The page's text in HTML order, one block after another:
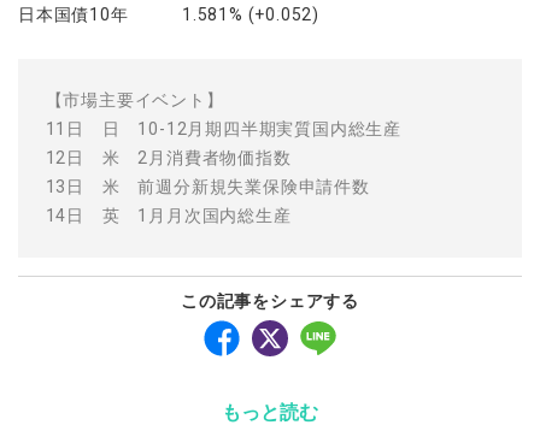
日本国債10年 1.581% (+0.052)
【市場主要イベント】
11日 日 10-12月期四半期実質国内総生産
12日 米 2月消費者物価指数
13日 米 前週分新規失業保険申請件数
14日 英 1月月次国内総生産
この記事をシェアする
もっと読む